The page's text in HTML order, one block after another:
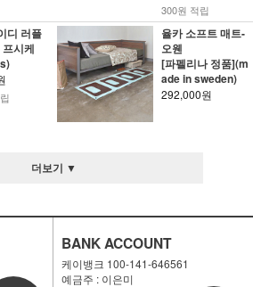
300원 적립
디 러플
시케
율카 소프트 매트-
오웬
[파펠리나 정품](m
ade in sweden)
292,000원
더보기 ▼
BANK ACCOUNT
케이뱅크 100-141-646561
예금주 : 이은미